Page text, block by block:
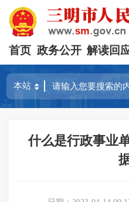
首页 政务公开 解读回
什么是行政事业